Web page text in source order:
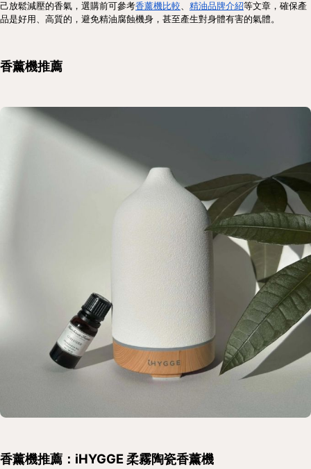
己放鬆減壓的香氣，選購前可參考香薰機比較 精油品牌介紹等文章，確保產
品是好用、高質的，避免精油腐蝕機身，甚至產生對身體有害的氣體。
香薰機推薦
香薰機推薦：iHYGGE 柔霧陶瓷香薰機